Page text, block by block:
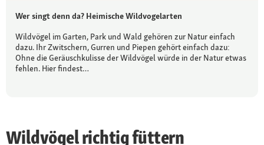
Wer singt denn da? Heimische Wildvogelarten
Wildvögel im Garten, Park und Wald gehören zur Natur einfach
dazu. Ihr Zwitschern, Gurren und Piepen gehört einfach dazu:
Ohne die Geräuschkulisse der Wildvögel würde in der Natur etwas
fehlen. Hier findest…
Wildvögel richtig füttern